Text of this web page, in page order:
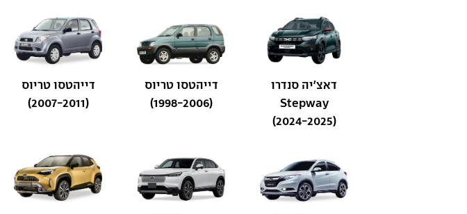
דאצ'יה סנדרו
Stepway
(2024-2025)
דייהטסו טריוס
(1998-2006)
דייהטסו טריוס
(2007-2011)